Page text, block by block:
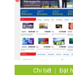
Chi tiết Đặt